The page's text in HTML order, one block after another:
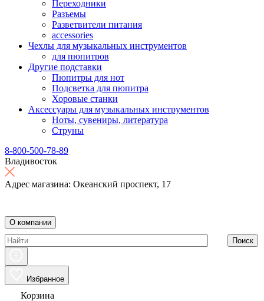
Переходники
Разъемы
Разветвители питания
accessories
Чехлы для музыкальных инструментов
для пюпитров
Другие подставки
Пюпитры для нот
Подсветка для пюпитра
Хоровые станки
Аксессуары для музыкальных инструментов
Ноты, сувениры, литература
Струны
8-800-500-78-89
Владивосток
Адрес магазина: Океанский проспект, 17
О компании
Поиск
Избранное
Корзина